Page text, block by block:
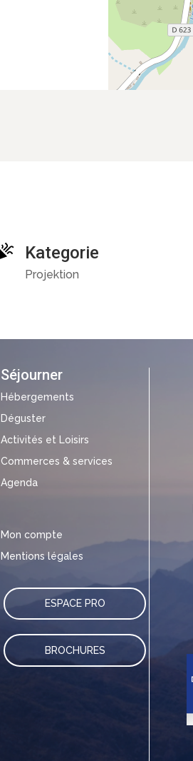
Kategorie
Projektion
Séjourner
Hébergements
Déguster
Activités et Loisirs
Commerces & services
Agenda
Mon compte
Mentions légales
ESPACE PRO
BROCHURES